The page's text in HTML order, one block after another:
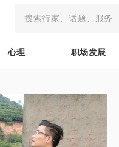
心理 职场发展